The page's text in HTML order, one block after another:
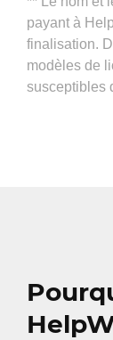
payant à
finalisation.
modèles de
susceptibles